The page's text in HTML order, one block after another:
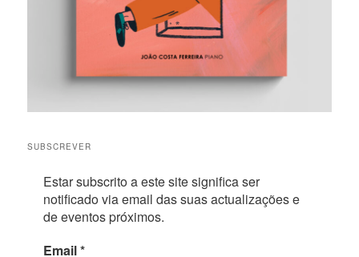
SUBSCREVER
Estar subscrito a este site significa ser
notificado via email das suas actualizações e
de eventos próximos.
Email*